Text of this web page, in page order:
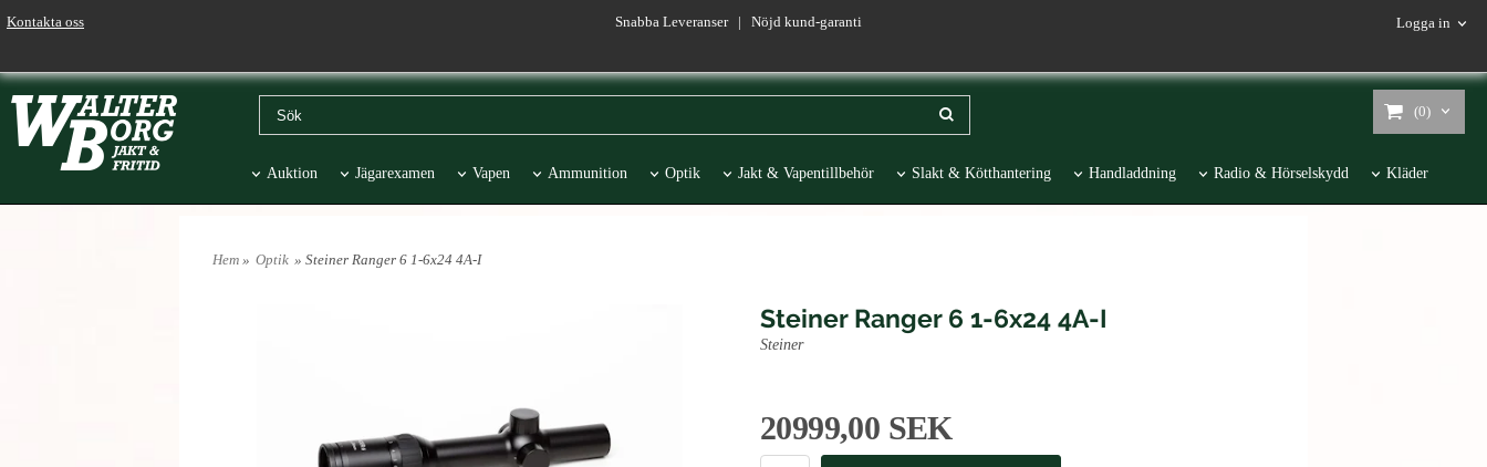
Kontakta oss Snabba Leveranser | Nöjd kund-garanti Logga in
(0)
Auktion Jägarexamen Vapen Ammunition Optik Jakt & Vapentillbehör Slakt & Kötthantering Handladdning Radio & Hörselskydd Kläder
Hem » Optik » Steiner Ranger 6 1-6x24 4A-I
Steiner Ranger 6 1-6x24 4A-I
Steiner
20999,00 SEK